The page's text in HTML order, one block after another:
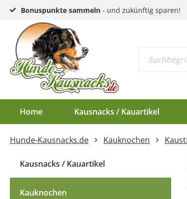
Bonuspunkte sammeln - und zukünftig sparen!
Home Kausnacks / Kauartikel
Schlund &
Kopfhaut &
Sehnen
Mini-
Dam-
Hunde-Kausnacks.de Kauknochen
Kausnacks / Kauartikel
Kauknochen